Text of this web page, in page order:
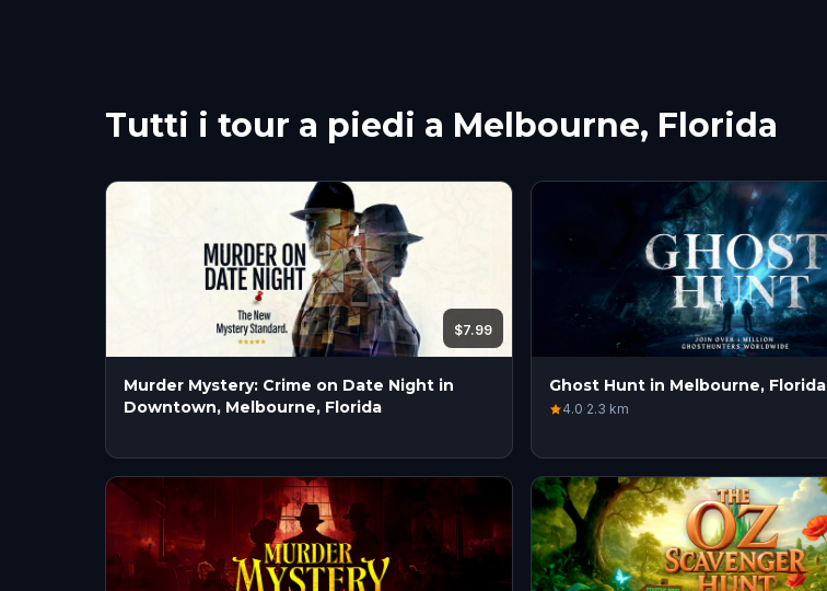
Tutti i tour a piedi a Melbourne, Florida
$7.99
Murder Mystery: Crime on Date Night in
Downtown, Melbourne, Florida
Ghost Hunt in Melbourne, Florida
4.0·2.3 km